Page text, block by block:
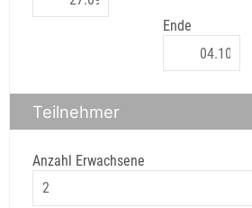
Ende
Teilnehmer
Anzahl Erwachsene